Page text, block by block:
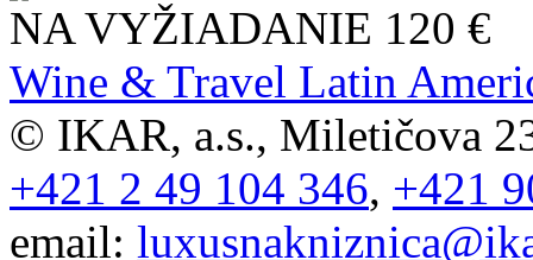
NA VYŽIADANIE 120 €
Wine & Travel Latin
© IKAR, a.s., Miletičova
+421 2 49 104 346, +421
email: